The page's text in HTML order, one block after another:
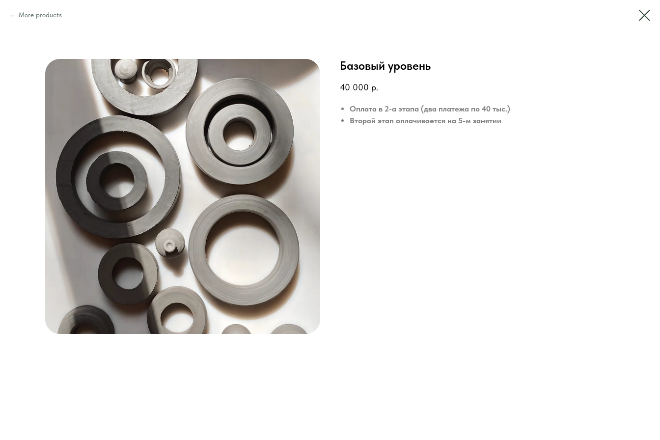
More products
Базовый уровень
40 000 р.
Оплата в 2-а этапа (два платежа по 40 тыс.)
Второй этап оплачивается на 5-м занятии